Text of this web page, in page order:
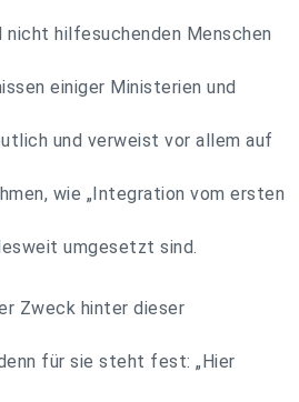
nicht hilfesuchenden Menschen
einiger Ministerien und
und verweist vor allem auf
wie „Integration vom ersten
umgesetzt sind.
Zweck hinter dieser
für sie steht fest: „Hier